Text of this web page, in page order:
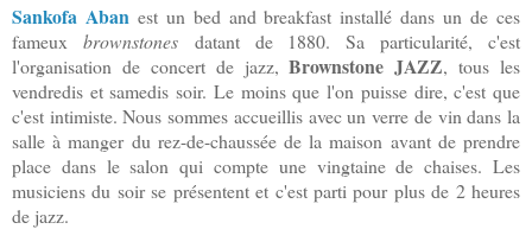
Sankofa Aban est un bed and breakfast installé dans un de ces
fameux brownstonesdatant de 1880.Sa particularité, c'est
l'organisation de concert de jazz,Brownstone JAZZ, tous les
vendredis et samedis soir. Le moins que l'on puisse dire, c'est que
c'est intimiste. Nous sommes accueillis avec un verre de vin dans la
salle à manger du rez-de-chaussée de la maison avant de prendre
place dans le salon qui compte une vingtaine de chaises. Les
musiciens du soir se présentent et c'est parti pour plus de 2 heures
de jazz.